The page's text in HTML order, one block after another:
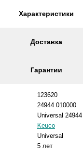
Характеристики
Доставка
Гарантии
123620
24944 010000
Universal 24944
Keuco
Universal
5 лет